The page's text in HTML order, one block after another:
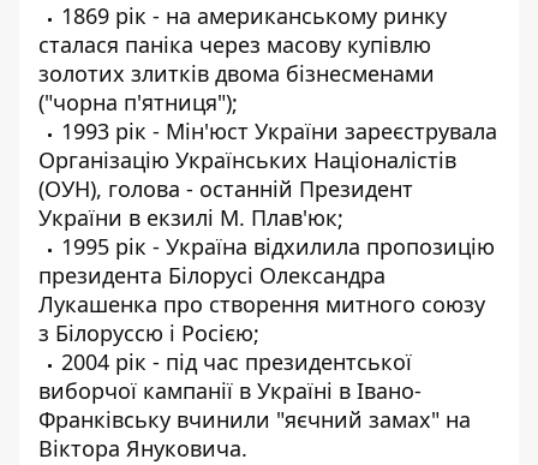
1869 рік - на американському ринку
сталася паніка через масову купівлю
золотих злитків двома бізнесменами
("чорна п'ятниця");
1993 рік - Мін'юст України зареєструвала
Організацію Українських Націоналістів
(ОУН), голова - останній Президент
України в екзилі М. Плав'юк;
1995 рік - Україна відхилила пропозицію
президента Білорусі Олександра
Лукашенка про створення митного союзу
з Білоруссю і Росією;
2004 рік - під час президентської
виборчої кампанії в Україні в Івано-
Франківську вчинили "яєчний замах" на
Віктора Януковича.